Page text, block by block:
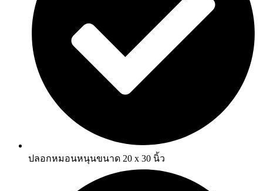
ปลอกหมอนหนุนขนาด 20 x 30 นิ้ว